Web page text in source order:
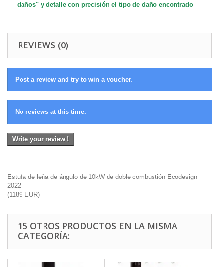
daños" y detalle con precisión el tipo de daño encontrado
REVIEWS (0)
Post a review and try to win a voucher.
No reviews at this time.
Write your review !
Estufa de leña de ángulo de 10kW de doble combustión Ecodesign
2022
(1189 EUR)
15 OTROS PRODUCTOS EN LA MISMA
CATEGORÍA: